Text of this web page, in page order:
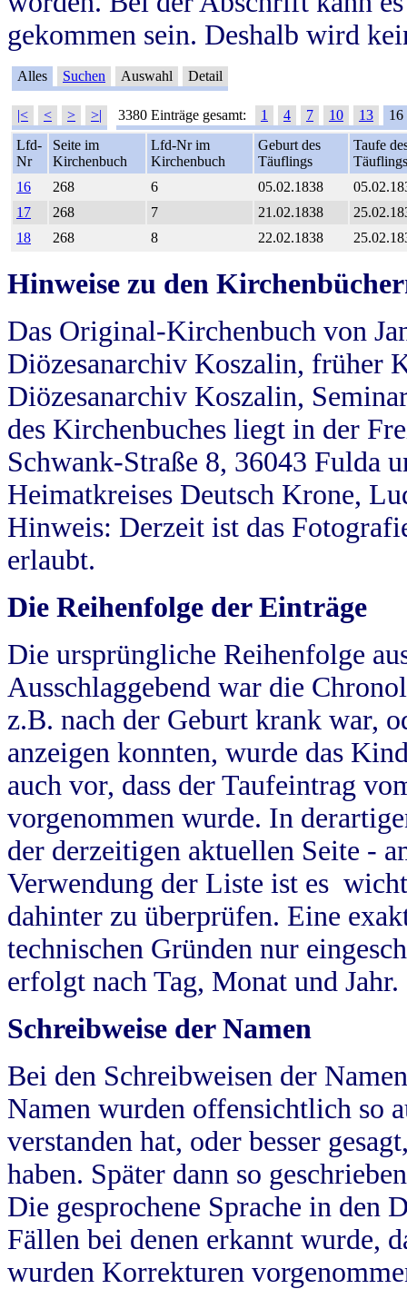
gekommen sein. Deshalb wird
Alles Suchen Auswahl Detail
|< < > >| 3380 Einträge gesamt: 1 4 7 10 13
16
Lfd-
Nr
Seite im
Kirchenbuch
Lfd-Nr im
Kirchenbuch
Geburt des
Täuflings
Taufe
Täuflings
16
268 6 05.02.1838
17
268 7 21.02.1838
18
268 8 22.02.1838
Hinweise zu den
Das Original-Kirchenbuch von
Diözesanarchiv Koszalin, früher
Diözesanarchiv Koszalin,
des Kirchenbuches liegt in der
Schwank-Straße 8, 36043 Fulda
Heimatkreises Deutsch Krone,
Hinweis: Derzeit ist das
erlaubt.
Die Reihenfolge der Einträge
Die ursprüngliche Reihenfolge
Ausschlaggebend war die
z.B. nach der Geburt krank war,
anzeigen konnten, wurde das
auch vor, dass der Taufeintrag
vorgenommen wurde. In
der derzeitigen aktuellen Seite -
Verwendung der Liste ist es
dahinter zu überprüfen. Eine
technischen Gründen nur
erfolgt nach Tag, Monat und Jahr.
Schreibweise der Namen
Bei den Schreibweisen der
Namen wurden offensichtlich so
verstanden hat, oder besser
haben. Später dann so
Die gesprochene Sprache in
Fällen bei denen erkannt wurde,
wurden Korrekturen